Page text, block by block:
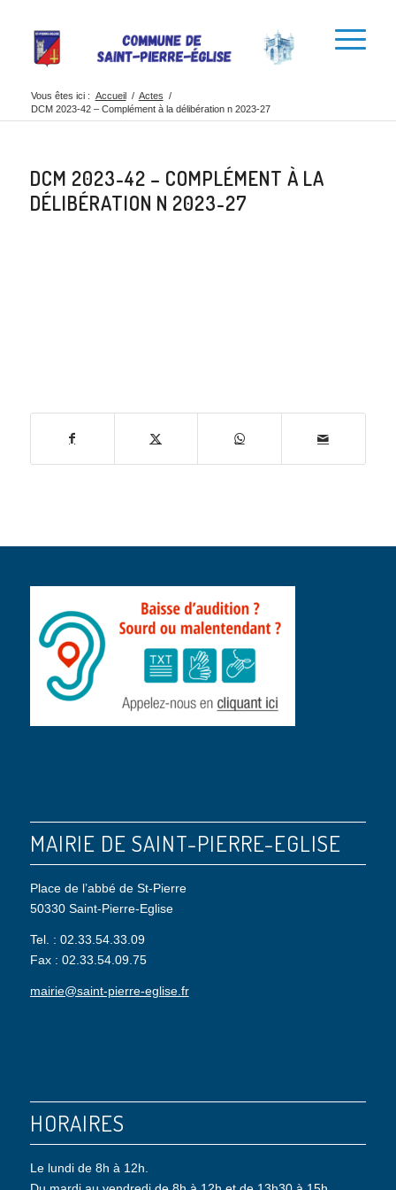
Vous êtes ici : Accueil / Actes /
DCM 2023-42 – Complément à la délibération n 2023-27
DCM 2023-42 – COMPLÉMENT À LA
DÉLIBÉRATION N 2023-27
MAIRIE DE SAINT-PIERRE-EGLISE
Place de l’abbé de St-Pierre
50330 Saint-Pierre-Eglise
Tel. : 02.33.54.33.09
Fax : 02.33.54.09.75
mairie@saint-pierre-eglise.fr
HORAIRES
Le lundi de 8h à 12h.